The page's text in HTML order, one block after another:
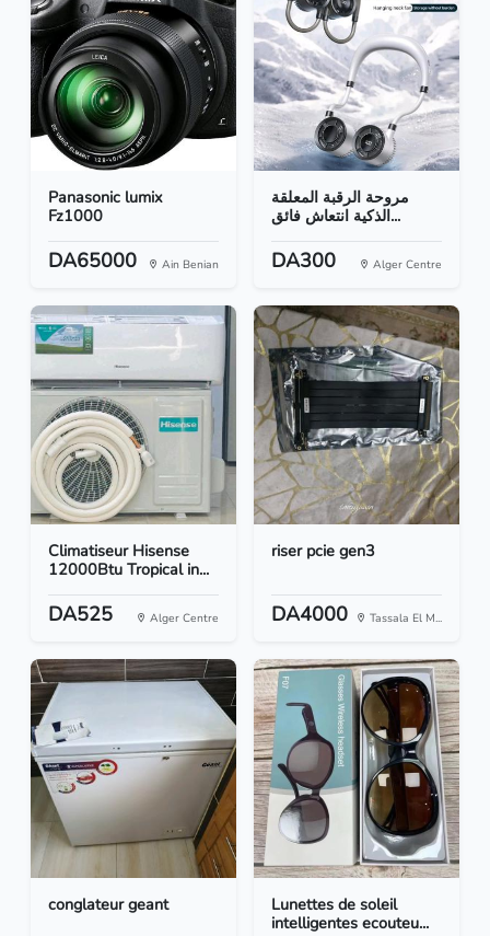
Panasonic lumix
Fz1000
DA65000 Ain Benian
مروحة الرقبة المعلقة
الذكية انتعاش فائق...
DA300 Alger Centre
Climatiseur Hisense
12000Btu Tropical in...
DA525 Alger Centre
riser pcie gen3
DA4000 Tassala El M...
conglateur geant
Lunettes de soleil
intelligentes ecouteu...